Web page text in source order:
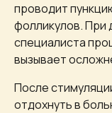
проводит
фолликулов. При
специалиста
вызывает
После
отдохнуть в